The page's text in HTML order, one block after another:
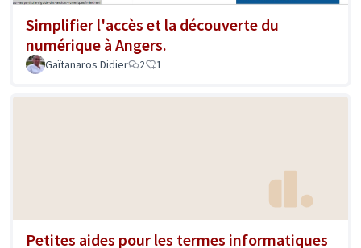
Simplifier l'accès et la découverte du
numérique à Angers.
Gaïtanaros Didier 2 1
Petites aides pour les termes informatiques